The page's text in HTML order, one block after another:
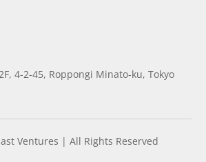
4-2-45, Roppongi Minato-ku, Tokyo
Ventures | All Rights Reserved